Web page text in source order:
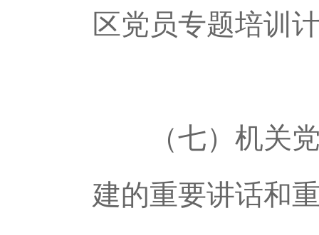
区党员专题培训
（七）机关党
建的重要讲话和